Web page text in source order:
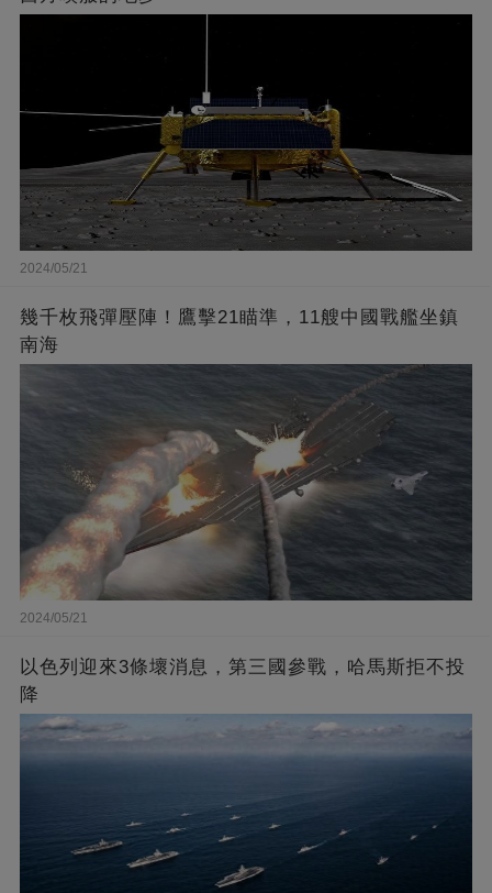
2024/05/21
幾千枚飛彈壓陣！鷹擊21瞄準，11艘中國戰艦坐鎮
南海
2024/05/21
以色列迎來3條壞消息，第三國參戰，哈馬斯拒不投
降